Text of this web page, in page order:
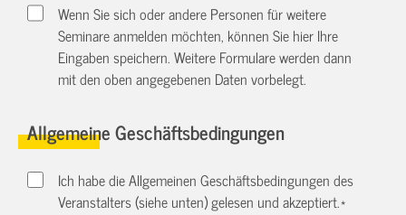
Wenn Sie sich oder andere Personen für weitere
Seminare anmelden möchten, können Sie hier Ihre
Eingaben speichern. Weitere Formulare werden dann
mit den oben angegebenen Daten vorbelegt.
Allgemeine Geschäftsbedingungen
Ich habe die Allgemeinen Geschäftsbedingungen des
Veranstalters (siehe unten) gelesen und akzeptiert.*